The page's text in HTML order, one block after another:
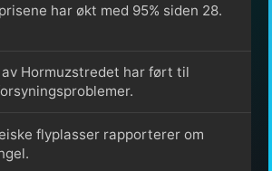
har økt med 95% siden 28.
Hormuzstredet har ført til
flyplasser rapporterer om